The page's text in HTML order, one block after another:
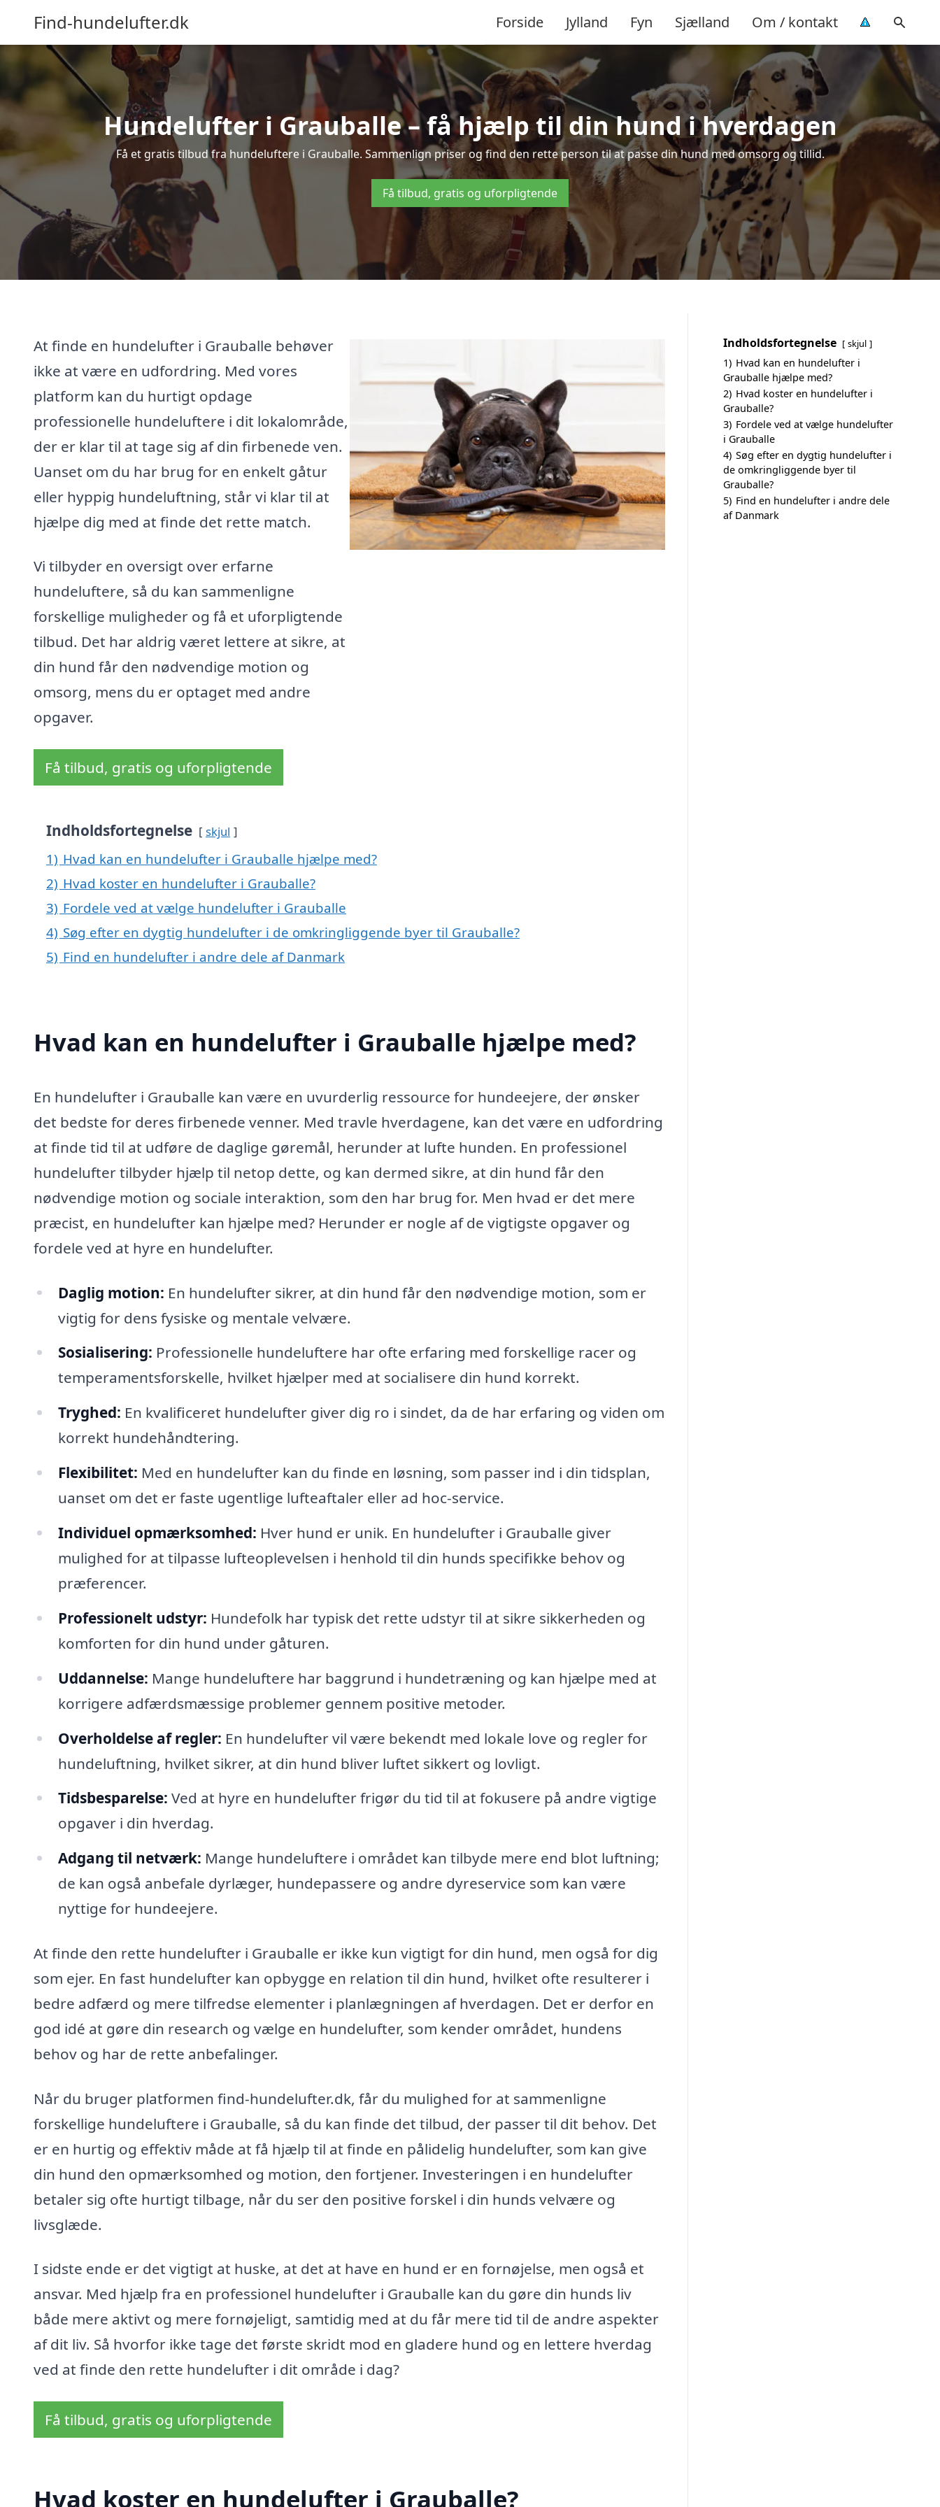
Find-hundelufter.dk Forside Jylland Fyn Sjælland Om / kontakt
Hundelufter i Grauballe – få hjælp til din hund i hverdagen
Få et gratis tilbud fra hundeluftere i Grauballe. Sammenlign priser og find den rette person til at passe din hund med omsorg og tillid.
Få tilbud, gratis og uforpligtende
At finde en hundelufter i Grauballe behøver
ikke at være en udfordring. Med vores
platform kan du hurtigt opdage
professionelle hundeluftere i dit lokalområde,
der er klar til at tage sig af din firbenede ven.
Uanset om du har brug for en enkelt gåtur
eller hyppig hundeluftning, står vi klar til at
hjælpe dig med at finde det rette match.
Vi tilbyder en oversigt over erfarne
hundeluftere, så du kan sammenligne
forskellige muligheder og få et uforpligtende
tilbud. Det har aldrig været lettere at sikre, at
din hund får den nødvendige motion og
omsorg, mens du er optaget med andre
opgaver.
Få tilbud, gratis og uforpligtende
Indholdsfortegnelse skjul
1) Hvad kan en hundelufter i Grauballe hjælpe med?
2) Hvad koster en hundelufter i Grauballe?
3) Fordele ved at vælge hundelufter i Grauballe
4) Søg efter en dygtig hundelufter i de omkringliggende byer til Grauballe?
5) Find en hundelufter i andre dele af Danmark
Hvad kan en hundelufter i Grauballe hjælpe med?
En hundelufter i Grauballe kan være en uvurderlig ressource for hundeejere, der ønsker
det bedste for deres firbenede venner. Med travle hverdagene, kan det være en udfordring
at finde tid til at udføre de daglige gøremål, herunder at lufte hunden. En professionel
hundelufter tilbyder hjælp til netop dette, og kan dermed sikre, at din hund får den
nødvendige motion og sociale interaktion, som den har brug for. Men hvad er det mere
præcist, en hundelufter kan hjælpe med? Herunder er nogle af de vigtigste opgaver og
fordele ved at hyre en hundelufter.
Daglig motion: En hundelufter sikrer, at din hund får den nødvendige motion, som er
vigtig for dens fysiske og mentale velvære.
Sosialisering: Professionelle hundeluftere har ofte erfaring med forskellige racer og
temperamentsforskelle, hvilket hjælper med at socialisere din hund korrekt.
Tryghed: En kvalificeret hundelufter giver dig ro i sindet, da de har erfaring og viden om
korrekt hundehåndtering.
Flexibilitet: Med en hundelufter kan du finde en løsning, som passer ind i din tidsplan,
uanset om det er faste ugentlige lufteaftaler eller ad hoc-service.
Individuel opmærksomhed: Hver hund er unik. En hundelufter i Grauballe giver
mulighed for at tilpasse lufteoplevelsen i henhold til din hunds specifikke behov og
præferencer.
Professionelt udstyr: Hundefolk har typisk det rette udstyr til at sikre sikkerheden og
komforten for din hund under gåturen.
Uddannelse: Mange hundeluftere har baggrund i hundetræning og kan hjælpe med at
korrigere adfærdsmæssige problemer gennem positive metoder.
Overholdelse af regler: En hundelufter vil være bekendt med lokale love og regler for
hundeluftning, hvilket sikrer, at din hund bliver luftet sikkert og lovligt.
Tidsbesparelse: Ved at hyre en hundelufter frigør du tid til at fokusere på andre vigtige
opgaver i din hverdag.
Adgang til netværk: Mange hundeluftere i området kan tilbyde mere end blot luftning;
de kan også anbefale dyrlæger, hundepassere og andre dyreservice som kan være
nyttige for hundeejere.
At finde den rette hundelufter i Grauballe er ikke kun vigtigt for din hund, men også for dig
som ejer. En fast hundelufter kan opbygge en relation til din hund, hvilket ofte resulterer i
bedre adfærd og mere tilfredse elementer i planlægningen af hverdagen. Det er derfor en
god idé at gøre din research og vælge en hundelufter, som kender området, hundens
behov og har de rette anbefalinger.
Når du bruger platformen find-hundelufter.dk, får du mulighed for at sammenligne
forskellige hundeluftere i Grauballe, så du kan finde det tilbud, der passer til dit behov. Det
er en hurtig og effektiv måde at få hjælp til at finde en pålidelig hundelufter, som kan give
din hund den opmærksomhed og motion, den fortjener. Investeringen i en hundelufter
betaler sig ofte hurtigt tilbage, når du ser den positive forskel i din hunds velvære og
livsglæde.
I sidste ende er det vigtigt at huske, at det at have en hund er en fornøjelse, men også et
ansvar. Med hjælp fra en professionel hundelufter i Grauballe kan du gøre din hunds liv
både mere aktivt og mere fornøjeligt, samtidig med at du får mere tid til de andre aspekter
af dit liv. Så hvorfor ikke tage det første skridt mod en gladere hund og en lettere hverdag
ved at finde den rette hundelufter i dit område i dag?
Få tilbud, gratis og uforpligtende
Hvad koster en hundelufter i Grauballe?
Indholdsfortegnelse skjul
1) Hvad kan en hundelufter i
Grauballe hjælpe med?
2) Hvad koster en hundelufter i
Grauballe?
3) Fordele ved at vælge hundelufter
i Grauballe
4) Søg efter en dygtig hundelufter i
de omkringliggende byer til
Grauballe?
5) Find en hundelufter i andre dele
af Danmark